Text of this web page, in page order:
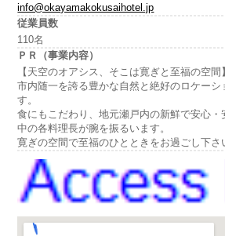
info@okayamakokusaihotel.jp
従業員数
110名
ＰＲ（事業内容）
【天空のオアシス、そこは寛ぎと至福の空間】
市内随一を誇る豊かな自然と絶好のロケーシ
す。
食にもこだわり、地元瀬戸内の新鮮で安心
中の各料理長が腕を振るいます。
寛ぎの空間で至福のひとときをお過ごし下さ